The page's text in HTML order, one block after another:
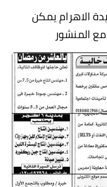
الاهرام يمكن
المنشور